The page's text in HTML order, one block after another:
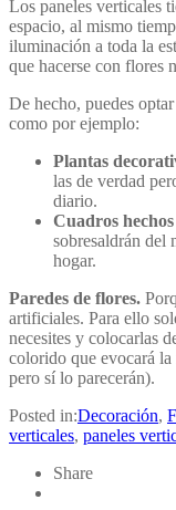
Los paneles verticales
espacio, al mismo
iluminación a toda la
que hacerse con flores
De hecho, puedes
como por ejemplo:
Plantas
las de verdad
diario.
Cuadros
sobresaldrán del
hogar.
Paredes de flores.
artificiales. Para ello
necesites y colocarlas
colorido que evocará la
pero sí lo parecerán).
Posted in:Decoración,
verticales, paneles
Share